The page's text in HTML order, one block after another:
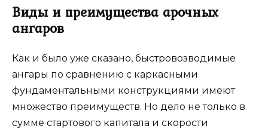
Виды и преимущества арочных
ангаров
Как и было уже сказано, быстровозводимые
ангары по сравнению с каркасными
фундаментальными конструкциями имеют
множество преимуществ. Но дело не только в
сумме стартового капитала и скорости